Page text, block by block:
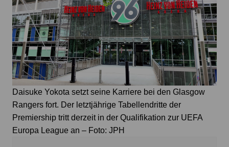
Daisuke Yokota setzt seine Karriere bei den Glasgow
Rangers fort. Der letztjährige Tabellendritte der
Premiership tritt derzeit in der Qualifikation zur UEFA
Europa League an – Foto: JPH